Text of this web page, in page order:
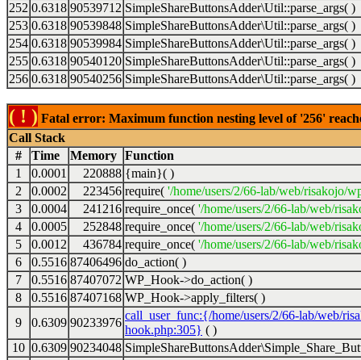
252 0.6318 90539712 SimpleShareButtonsAdder\Util::parse_args( )
253 0.6318 90539848 SimpleShareButtonsAdder\Util::parse_args( )
254 0.6318 90539984 SimpleShareButtonsAdder\Util::parse_args( )
255 0.6318 90540120 SimpleShareButtonsAdder\Util::parse_args( )
256 0.6318 90540256 SimpleShareButtonsAdder\Util::parse_args( )
( ! ) Fatal error: Maximum function nesting level of '256'
Call Stack
#
Time Memory Function
1
0.0001 220888 {main}( )
2
0.0002 223456 require( '/home/users/2/66-lab/web/risakojo/
3
0.0004 241216 require_once( '/home/users/2/66-lab/web/
4
0.0005 252848 require_once( '/home/users/2/66-lab/web/
5
0.0012 436784 require_once( '/home/users/2/66-lab/web/
6
0.5516 87406496 do_action( )
7
0.5516 87407072 WP_Hook->do_action( )
8
0.5516 87407168 WP_Hook->apply_filters( )
9
0.6309 90233976
call_user_func:{/home/users/2/66-lab/web/
hook.php:305} ( )
10 0.6309 90234048